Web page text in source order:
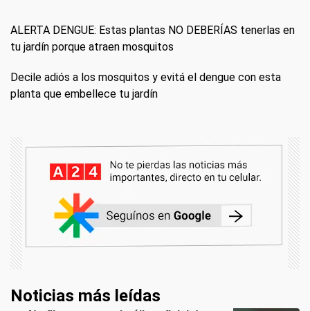
ALERTA DENGUE: Estas plantas NO DEBERÍAS tenerlas en
tu jardín porque atraen mosquitos
Decile adiós a los mosquitos y evitá el dengue con esta
planta que embellece tu jardín
Noticias más leídas